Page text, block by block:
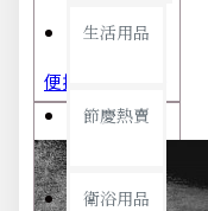
生活用品
節慶熱賣
衛浴用品